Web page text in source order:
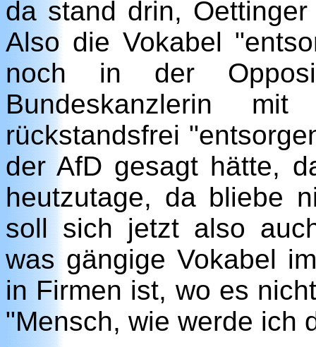
da stand drin,
Also die Vokabel
noch in der
Bundeskanzlerin
rückstandsfrei
der AfD gesagt hätte,
heutzutage, da bliebe
soll sich jetzt also
was gängige Vokabel
in Firmen ist, wo es
"Mensch, wie werde ich